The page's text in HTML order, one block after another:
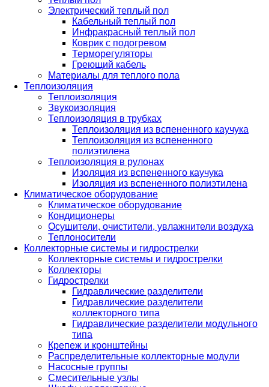
Электрический теплый пол
Кабельный теплый пол
Инфракрасный теплый пол
Коврик с подогревом
Терморегуляторы
Греющий кабель
Материалы для теплого пола
Теплоизоляция
Теплоизоляция
Звукоизоляция
Теплоизоляция в трубках
Теплоизоляция из вспененного каучука
Теплоизоляция из вспененного
полиэтилена
Теплоизоляция в рулонах
Изоляция из вспененного каучука
Изоляция из вспененного полиэтилена
Климатическое оборудование
Климатическое оборудование
Кондиционеры
Осушители, очистители, увлажнители воздуха
Теплоносители
Коллекторные системы и гидрострелки
Коллекторные системы и гидрострелки
Коллекторы
Гидрострелки
Гидравлические разделители
Гидравлические разделители
коллекторного типа
Гидравлические разделители модульного
типа
Крепеж и кронштейны
Распределительные коллекторные модули
Насосные группы
Смесительные узлы